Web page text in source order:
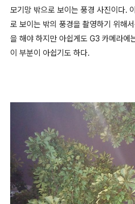
모기망 밖으로 보이는 풍경 사진이다.
로 보이는 밖의 풍경을 촬영하기 위해
을 해야 하지만 아쉽게도 G3 카메라에
이 부분이 아쉽기도 하다.